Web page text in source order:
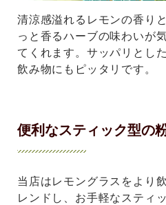
清涼感溢れるレモンの香り
っと香るハーブの味わいが
てくれます。サッパリとし
飲み物にもピッタリです。
便利なスティック型の
当店はレモングラスをより
レンドし、お手軽なスティ